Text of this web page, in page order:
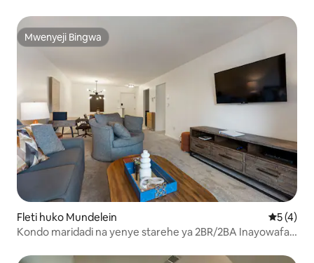
Mwenyeji Bingwa
Mwenyeji Bingwa
Fleti huko Mundelein
5 (4)
Kondo maridadi na yenye starehe ya 2BR/2BA Inayowafaa